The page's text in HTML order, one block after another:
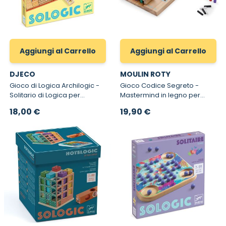
Aggiungi al Carrello
DJECO
Gioco di Logica Archilogic -
Solitario di Logica per
18,00 €
Aggiungi al Carrello
MOULIN ROTY
Gioco Codice Segreto -
Mastermind in legno per
19,90 €